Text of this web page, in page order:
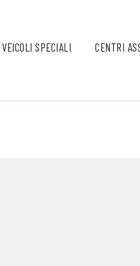
VEICOLI SPECIALI CENTRI